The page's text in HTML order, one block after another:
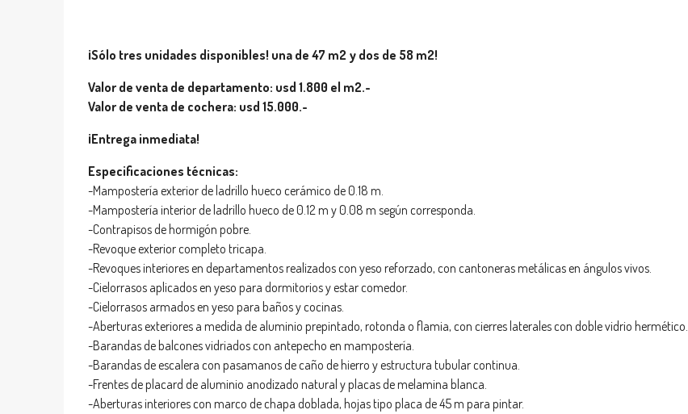
¡Sólo tres unidades disponibles! una de 47 m2 y dos de 58 m2!
Valor de venta de departamento: usd 1.800 el m2.-
Valor de venta de cochera: usd 15.000.-
¡Entrega inmediata!
Especificaciones técnicas:
-Mampostería exterior de ladrillo hueco cerámico de 0.18 m.
-Mampostería interior de ladrillo hueco de 0.12 m y 0.08 m según corresponda.
-Contrapisos de hormigón pobre.
-Revoque exterior completo tricapa.
-Revoques interiores en departamentos realizados con yeso reforzado, con cantoneras metálicas en ángulos vivos.
-Cielorrasos aplicados en yeso para dormitorios y estar comedor.
-Cielorrasos armados en yeso para baños y cocinas.
-Aberturas exteriores a medida de aluminio prepintado, rotonda o flamia, con cierres laterales con doble vidrio hermético.
-Barandas de balcones vidriados con antepecho en mampostería.
-Barandas de escalera con pasamanos de caño de hierro y estructura tubular continua.
-Frentes de placard de aluminio anodizado natural y placas de melamina blanca.
-Aberturas interiores con marco de chapa doblada, hojas tipo placa de 45 m para pintar.